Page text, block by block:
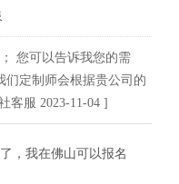
您可以告诉我您的需
们定制师会根据贵公司的
客服 2023-11-04 ]
，我在佛山可以报名